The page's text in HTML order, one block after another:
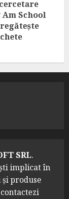
School
SRL.
implicat în
produse